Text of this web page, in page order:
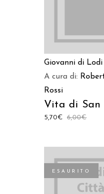
Giovanni di Lodi
A cura di:
Rossi
Vita di San
6,00€
5,70€
ESAURITO